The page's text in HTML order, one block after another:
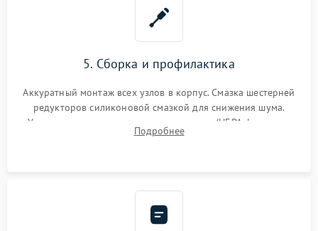
5. Сборка и профилактика
Аккуратный монтаж всех узлов в корпус. Смазка шестерней
редукторов силиконовой смазкой для снижения шума.
Установка новых расходных материалов (HEPA-фильтров,
микрофибры, щеток). Надежная фиксация разъемов и
Подробнее